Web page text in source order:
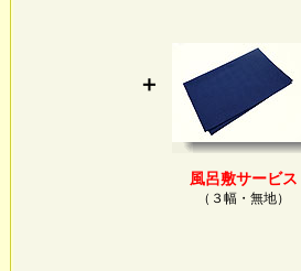
＋
風呂敷サービス
（３幅・無地）